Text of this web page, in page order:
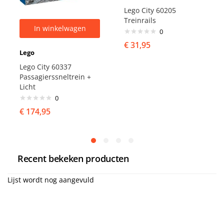
In winkelwagen
Lego
Lego City 60337
Passagierssneltrein +
Licht
0
€ 174,95
Lego City 60205
Treinrails
0
€31,95
Recent bekeken producten
Lijst wordt nog aangevuld